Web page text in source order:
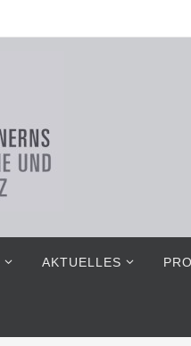
AKTUELLES